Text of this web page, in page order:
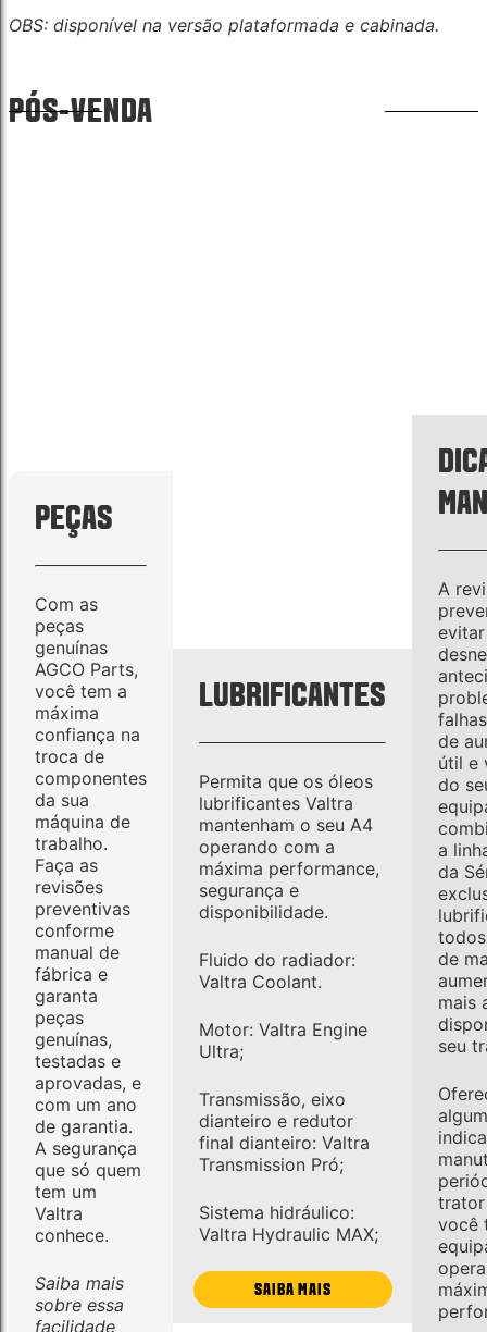
OBS: disponível na versão plataformada e cabinada.
PÓS-VENDA
PEÇAS
Com as
peças
genuínas
AGCO Parts,
você tem a
máxima
confiança na
troca de
componentes
da sua
máquina de
trabalho.
Faça as
revisões
preventivas
conforme
manual de
fábrica e
garanta
peças
genuínas,
testadas e
aprovadas, e
com um ano
de garantia.
A segurança
que só quem
tem um
Valtra
conhece.
Saiba mais
sobre essa
facilidade
LUBRIFICANTES
Permita que os óleos
lubrificantes Valtra
mantenham o seu A4
operando com a
máxima performance,
segurança e
disponibilidade.
Fluido do radiador:
Valtra Coolant.
Motor: Valtra Engine
Ultra;
Transmissão, eixo
dianteiro e redutor
final dianteiro: Valtra
Transmission Pró;
Sistema hidráulico:
Valtra Hydraulic MAX;
SAIBA MAIS
A
de
útil e
do
a
da
de
mais
seu
trator
você